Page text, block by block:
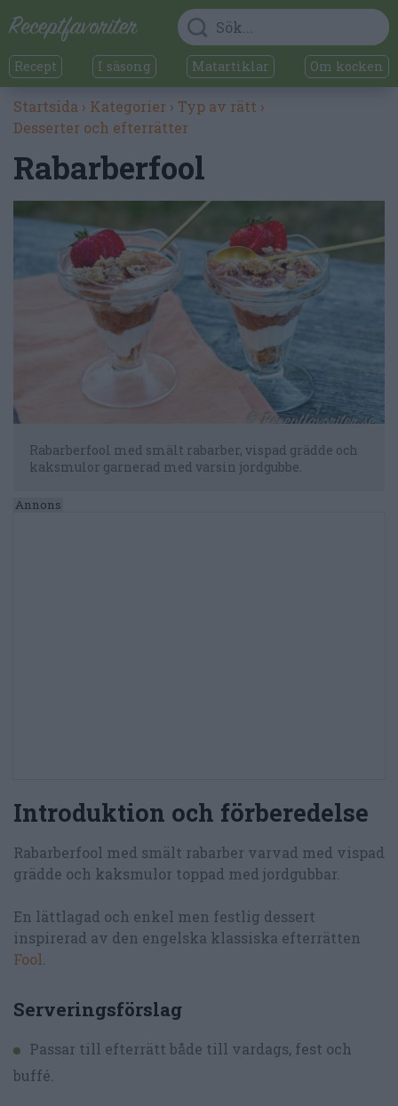
Recept I säsong Matartiklar Om kocken
Startsida › Kategorier › Typ av rätt ›
Desserter och efterrätter
Rabarberfool
Rabarberfool med smält rabarber, vispad grädde och
kaksmulor garnerad med varsin jordgubbe.
Introduktion och förberedelse
Rabarberfool med smält rabarber varvad med vispad
grädde och kaksmulor toppad med jordgubbar.
En lättlagad och enkel men festlig dessert
inspirerad av den engelska klassiska efterrätten
Fool
Serveringsförslag
Passar till efterrätt både till vardags, fest och
buffé.